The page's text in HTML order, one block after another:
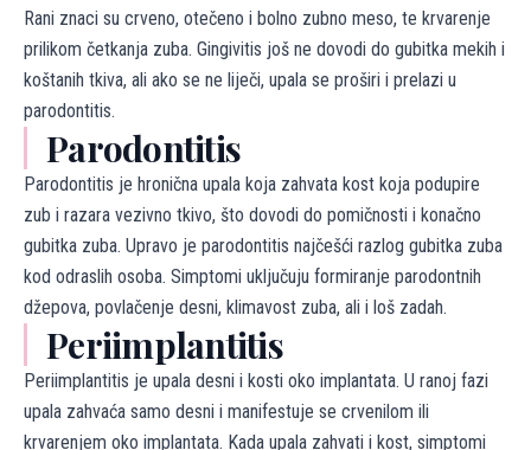
Rani znaci su crveno, otečeno i bolno zubno meso, te krvarenje
prilikom četkanja zuba. Gingivitis još ne dovodi do gubitka mekih i
koštanih tkiva, ali ako se ne liječi, upala se proširi i prelazi u
parodontitis.
Parodontitis
Parodontitis je hronična upala koja zahvata kost koja podupire
zub i razara vezivno tkivo, što dovodi do pomičnosti i konačno
gubitka zuba. Upravo je parodontitis najčešći razlog gubitka zuba
kod odraslih osoba. Simptomi uključuju formiranje parodontnih
džepova, povlačenje desni, klimavost zuba, ali i loš zadah.
Periimplantitis
Periimplantitis je upala desni i kosti oko implantata. U ranoj fazi
upala zahvaća samo desni i manifestuje se crvenilom ili
krvarenjem oko implantata. Kada upala zahvati i kost, simptomi